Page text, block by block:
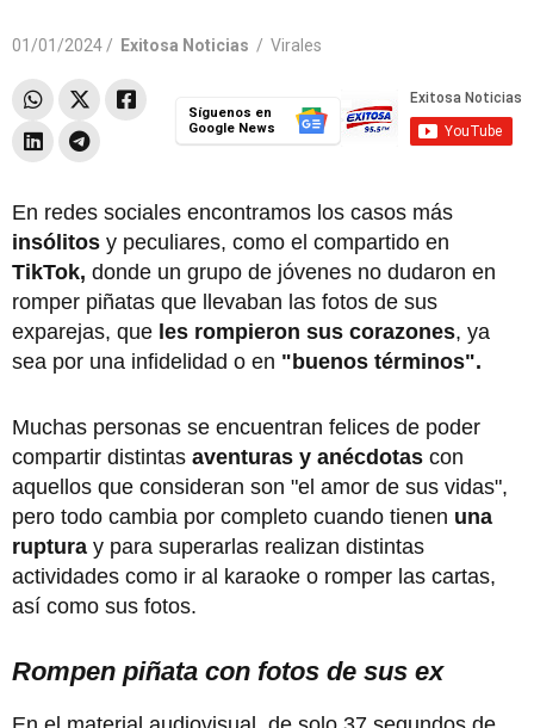
01/01/2024 / Exitosa Noticias / Virales
Síguenos en
Google News
En redes sociales encontramos los casos más
insólitos y peculiares, como el compartido en
TikTok, donde un grupo de jóvenes no dudaron en
romper piñatas que llevaban las fotos de sus
exparejas, que les rompieron sus corazones, ya
sea por una infidelidad o en "buenos términos".
Muchas personas se encuentran felices de poder
compartir distintas aventuras y anécdotas con
aquellos que consideran son "el amor de sus vidas",
pero todo cambia por completo cuando tienen una
ruptura y para superarlas realizan distintas
actividades como ir al karaoke o romper las cartas,
así como sus fotos.
Rompen piñata con fotos de sus ex